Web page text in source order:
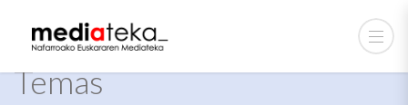
Temas